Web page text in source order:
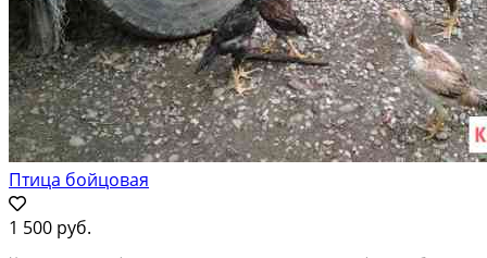
Птица бойцовая
1 500 руб.